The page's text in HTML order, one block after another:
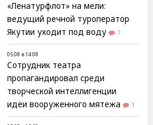
«Ленатурфлот» на мели:
ведущий речной туроператор
Якутии уходит под воду
1
05.08 в 14:08
Сотрудник театра
пропагандировал среди
творческой интеллигенции
идеи вооруженного мятежа
1